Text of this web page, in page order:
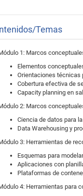
Temas
1: Marcos
Elementos
Orientaciones técnicas
Cobertura efectiva de
Capacity planning en
2: Marcos
Ciencia de datos para
Data Warehousing y
3: Herramientas de
Esquemas para
Aplicaciones con
Plataformas de
4: Herramientas para